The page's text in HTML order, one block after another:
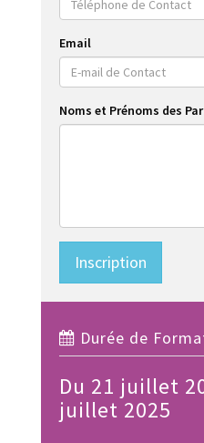
Email
Noms et Prénoms des
Inscription
Durée de
Du 21 juillet
juillet 2025